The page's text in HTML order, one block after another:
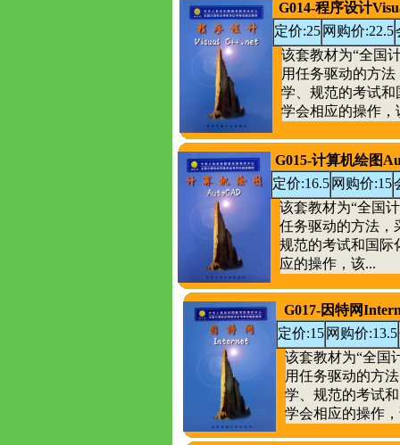
G014-程序设计
定价:25 网购价:22.5
该套教材为“全国
用任务驱动的方
学、规范的考试
学会相应的操作，
G015-计算机绘图
定价:16.5 网购价:15
该套教材为“全国
任务驱动的方法，
规范的考试和国际
应的操作，该...
G017-因特网
定价:15 网购价:13.5
该套教材为“全国
用任务驱动的方
学、规范的考试
学会相应的操作